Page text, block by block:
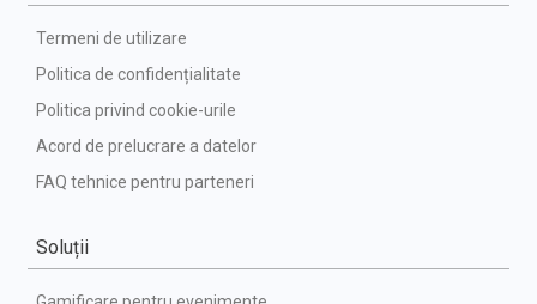
Termeni de utilizare
Politica de confidențialitate
Politica privind cookie-urile
Acord de prelucrare a datelor
FAQ tehnice pentru parteneri
Soluții